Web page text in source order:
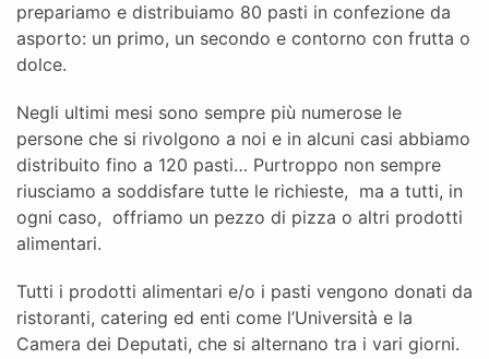
prepariamo e distribuiamo 80 pasti in confezione da
asporto: un primo, un secondo e contorno con frutta o
dolce.
Negli ultimi mesi sono sempre più numerose le
persone che si rivolgono a noi e in alcuni casi abbiamo
distribuito fino a 120 pasti… Purtroppo non sempre
riusciamo a soddisfare tutte le richieste, ma a tutti, in
ogni caso, offriamo un pezzo di pizza o altri prodotti
alimentari.
Tutti i prodotti alimentari e/o i pasti vengono donati da
ristoranti, catering ed enti come l’Università e la
Camera dei Deputati, che si alternano tra i vari giorni.